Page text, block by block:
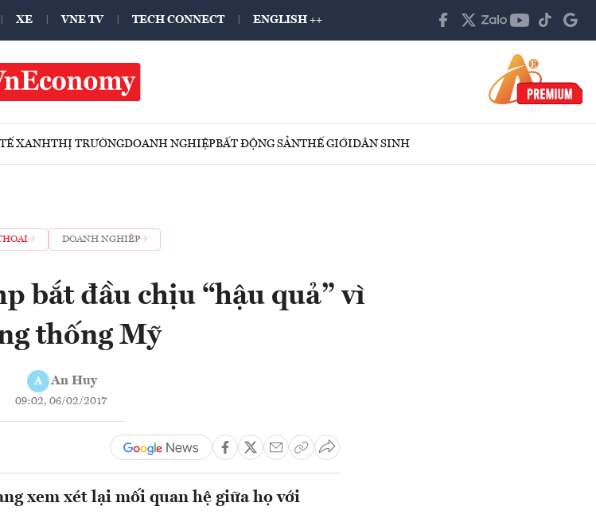
XE VNE TV TECH CONNECT ENGLISH ++
XANHTHỊ TRƯỜNGDOANH NGHIỆPBẤT ĐỘNG SẢNTHẾ GIỚIDÂN SINH
DOANH NGHIỆP
bắt đầu chịu “hậu quả” vì
thống Mỹ
A An Huy
09:02, 06/02/2017
xem xét lại mối quan hệ giữa họ với